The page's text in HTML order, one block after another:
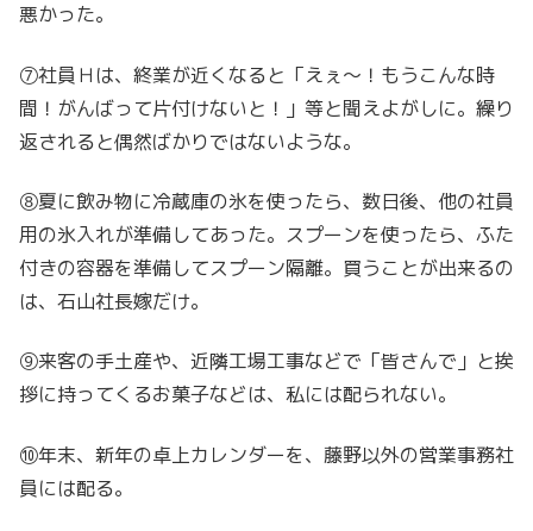
悪かった。
⑦社員Ｈは、終業が近くなると「えぇ～！もうこんな時
間！がんばって片付けないと！」等と聞えよがしに。繰り
返されると偶然ばかりではないような。
⑧夏に飲み物に冷蔵庫の氷を使ったら、数日後、他の社員
用の氷入れが準備してあった。スプーンを使ったら、ふた
付きの容器を準備してスプーン隔離。買うことが出来るの
は、石山社長嫁だけ。
⑨来客の手土産や、近隣工場工事などで「皆さんで」と挨
拶に持ってくるお菓子などは、私には配られない。
⑩年末、新年の卓上カレンダーを、藤野以外の営業事務社
員には配る。